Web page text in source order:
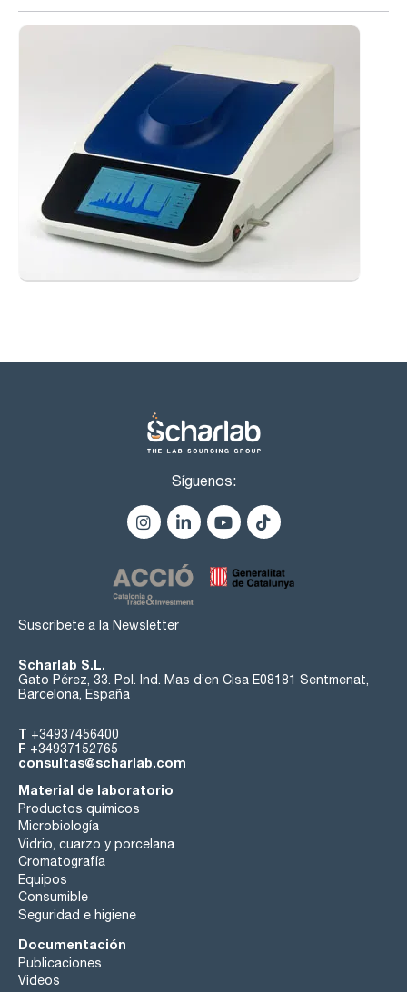
Síguenos:
Suscríbete a la Newsletter
Scharlab S.L.
Gato Pérez, 33. Pol. Ind. Mas d’en Cisa E08181 Sentmenat,
Barcelona, España
T +34937456400
F +34937152765
consultas@scharlab.com
Material de laboratorio
Productos químicos
Microbiología
Vidrio, cuarzo y porcelana
Cromatografía
Equipos
Consumible
Seguridad e higiene
Documentación
Publicaciones
Videos